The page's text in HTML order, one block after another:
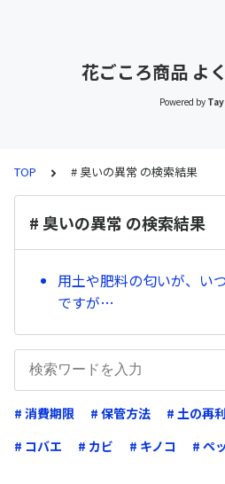
花ごころ商品 よ
Powered by
TOP # 臭いの異常 の検索結果
# 臭いの異常 の検索結果
用土や肥料の匂いが、い
ですが…
# 消費期限 # 保管方法 # 土の再
# コバエ
# カビ # キノコ # ペ